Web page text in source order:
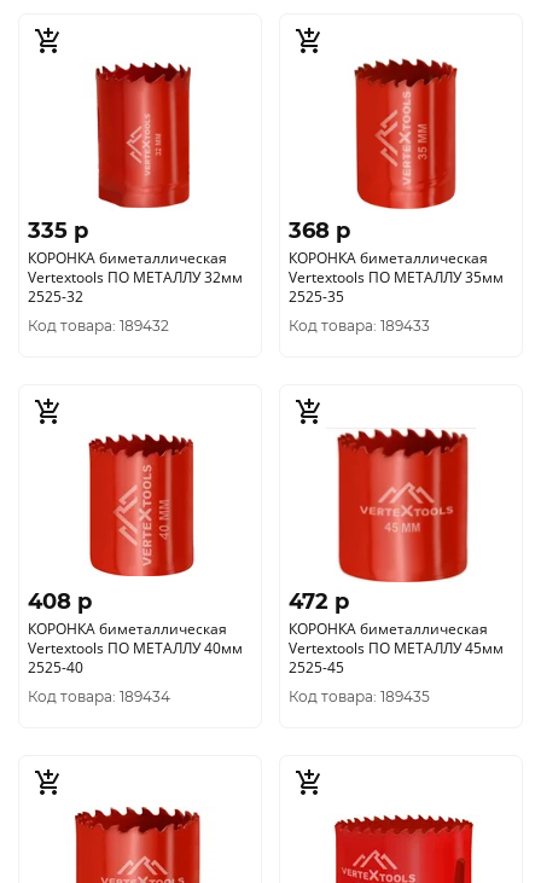
335 p
КОРОНКА биметаллическая
Vertextools ПО МЕТАЛЛУ 32мм
2525-32
Код товара: 189432
368 p
КОРОНКА биметаллическая
Vertextools ПО МЕТАЛЛУ 35мм
2525-35
Код товара: 189433
408 p
КОРОНКА биметаллическая
Vertextools ПО МЕТАЛЛУ 40мм
2525-40
Код товара: 189434
472 p
КОРОНКА биметаллическая
Vertextools ПО МЕТАЛЛУ 45мм
2525-45
Код товара: 189435